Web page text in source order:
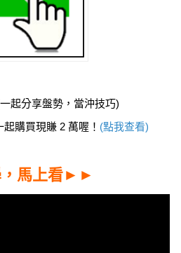
起分享盤勢，當沖技巧)
起購買現賺 2 萬喔！ (點我查看)
，馬上看►►